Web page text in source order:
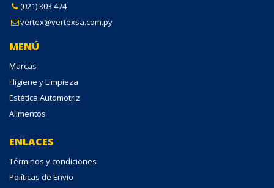
(021) 303 474
vertex@vertexsa.com.py
MENÚ
Marcas
Higiene y Limpieza
Estética Automotriz
Alimentos
ENLACES
Términos y condiciones
Políticas de Envio